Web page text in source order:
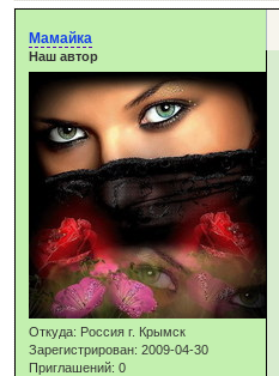
Мамайка
Наш автор
Откуда: Россия г. Крымск
Зарегистрирован: 2009-04-30
Приглашений: 0